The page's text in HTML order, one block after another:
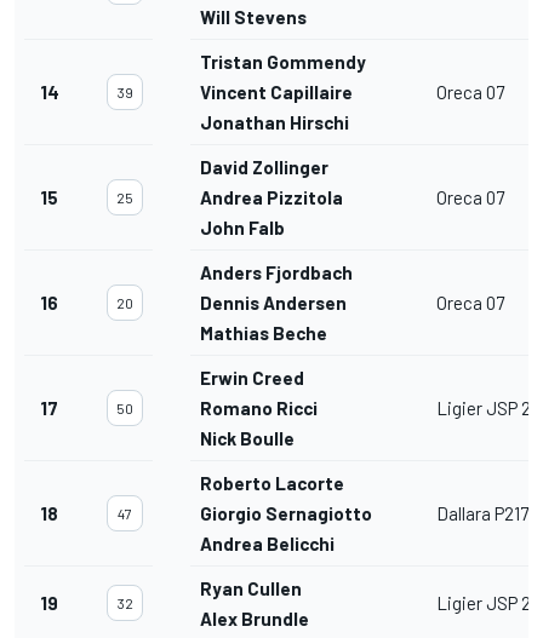
Will Stevens
14 39
Tristan Gommendy
Vincent Capillaire
Jonathan Hirschi
Oreca 07
15 25
David Zollinger
Andrea Pizzitola
John Falb
Oreca 07
16 20
Anders Fjordbach
Dennis Andersen
Mathias Beche
Oreca 07
17 50
Erwin Creed
Romano Ricci
Nick Boulle
Ligier JSP
18 47
Roberto Lacorte
Giorgio Sernagiotto
Andrea Belicchi
Dallara P217
19 32
Ryan Cullen
Alex Brundle
Ligier JSP